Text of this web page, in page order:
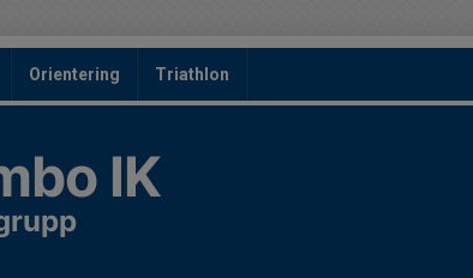
Orientering Triathlon
IK